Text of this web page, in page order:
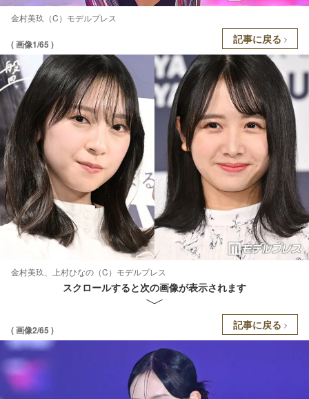
金村美玖（C）モデルプレス
( 画像1/65 ) 記事に戻る
金村美玖、上村ひなの（C）モデルプレス
スクロールすると次の画像が表示されます
( 画像2/65 ) 記事に戻る